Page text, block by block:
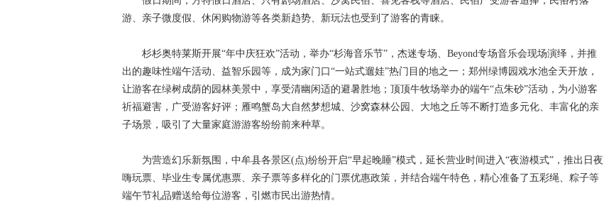
游、亲子微度假、休闲购物游等各类新趋势、新玩法也受到了游客的青睐。
杉杉奥特莱斯开展“年中庆狂欢”活动，举办“杉海音乐节”，杰迷专场、Beyond专场音乐会现场演绎，并推
出的趣味性端午活动、益智乐园等，成为家门口“一站式遛娃”热门目的地之一；郑州绿博园戏水池全天开放，
让游客在绿树成荫的园林美景中，享受清幽闲适的避暑胜地；顶顶牛牧场举办的端午“点朱砂”活动，为小游客
祈福避害，广受游客好评；雁鸣蟹岛大自然梦想城、沙窝森林公园、大地之丘等不断打造多元化、丰富化的亲
子场景，吸引了大量家庭游游客纷纷前来种草。
为营造幻乐新氛围，中牟县各景区(点)纷纷开启“早起晚睡”模式，延长营业时间进入“夜游模式”，推出日夜
嗨玩票、毕业生专属优惠票、亲子票等多样化的门票优惠政策，并结合端午特色，精心准备了五彩绳、粽子等
端午节礼品赠送给每位游客，引燃市民出游热情。